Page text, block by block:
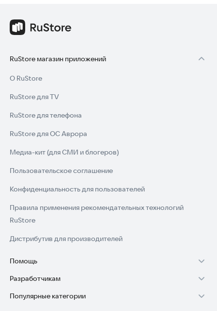
RuStore магазин приложений
О RuStore
RuStore для TV
RuStore для телефона
RuStore для ОС Аврора
Медиа-кит (для СМИ и блогеров)
Пользовательское соглашение
Конфиденциальность для пользователей
Правила применения рекомендательных технологий
RuStore
Дистрибутив для производителей
Помощь
Установка RuStore на TV
Установка RuStore на телефон
Разработчикам
Зарабатывать с RuStore
Популярные категории